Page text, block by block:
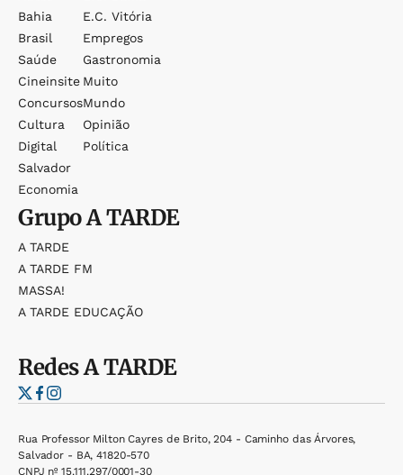
Bahia
Brasil
Saúde
Cineinsite
Concursos
Cultura
Digital
Salvador
Economia
E.c. Vitória
Empregos
Gastronomia
Muito
Mundo
Opinião
Política
GrupoA TARDE
A TARDE
A TARDE FM
MASSA!
A TARDE EDUCAÇÃO
RedesA TARDE
Rua Professor Milton Cayres de Brito, 204 - Caminho das Árvores,
Salvador - BA, 41820-570
CNPJ nº 15.111.297/0001-30